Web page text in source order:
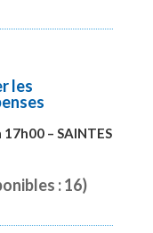
les
– SAINTES
: 16)